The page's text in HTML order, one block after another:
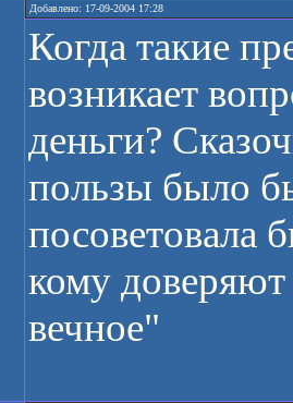
Добавлено: 17-09-2004 17:28
Когда такие
возникает
деньги?
пользы было
посоветовала
кому
вечное"